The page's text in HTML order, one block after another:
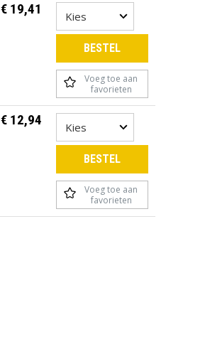
€ 19,41
BESTEL
Voeg toe aan
favorieten
€ 12,94
BESTEL
Voeg toe aan
favorieten